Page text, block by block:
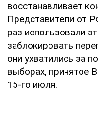
восстанавливает
Представители от
раз использовали
заблокировать
они ухватились за
выборах, принятое
15-го июля.